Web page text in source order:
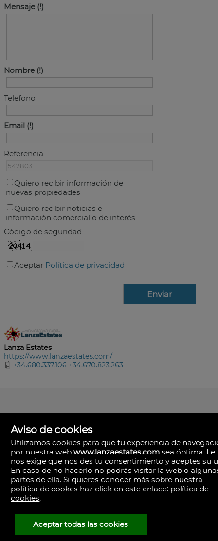
Mensaje
Nombre
Telefono
Email
Referencia
Quiero recibir información de
nuevas propiedades
Quiero recibir noticias e
información comercial o de interés
Código de seguridad
Aceptar Política de privacidad
Lanza Estates
https://www.lanzaestates.com/
+34.680.337.106 +34.670.823.263
Lanza Estates
Calle Valle de la Degollada, 63.
+34.680.337.106
+34.670.823.263
Aviso de cookies
Utilizamos cookies para que tu experiencia de
por nuestra webwww.lanzaestates.com sea óptima. Le
nos exige que nos des tu consentimiento y aceptes su
En caso de no hacerlo no podrás visitar la web o
partes de ella. Si quieres conocer más sobre nuestra
política de cookes haz click en este enlace: política de
cookies.
Aceptar todas las cookies